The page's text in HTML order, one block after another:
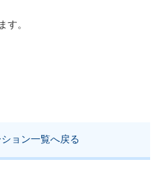
す。
ョン一覧へ戻る